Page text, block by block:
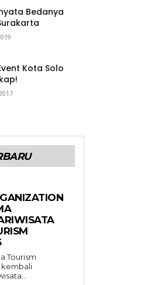
Bedanya
Kota Solo
Tourism
kembali